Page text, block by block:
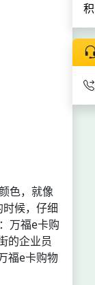
色，就像
候，仔细
万福e卡购
的企业员
福e卡购物